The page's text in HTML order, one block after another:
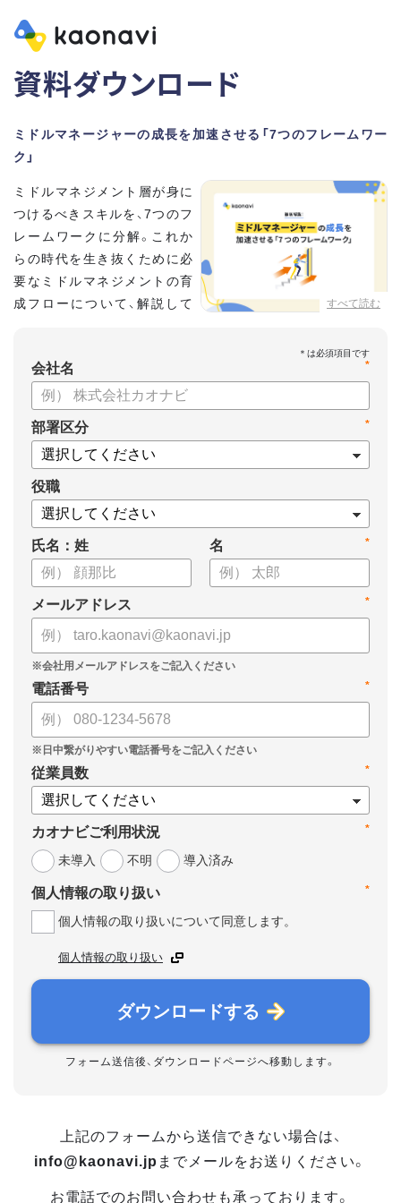
資料ダウンロード
ミドルマネージャーの成長を加速させる「7つのフレームワー
ク」
すべて読む
ミドルマネジメント層が身に
つけるべきスキルを、7つのフ
レームワークに分解。これか
らの時代を生き抜くために必
要なミドルマネジメントの育
成フローについて、解説して
【資料の内容】
・そもそも「マネジメント」とは？
・身につけるべき7つのフレームワーク
・ミドルマネジメント推進上の人事課題
*
会社名
*
部署区分
役職
氏名：姓 *
名
*
メールアドレス
*
電話番号
*
従業員数
*
カオナビご利用状況
未導入
不明 導入済み
*
個人情報の取り扱い
個人情報の取り扱いについて同意します。
個人情報の取り扱い
ダウンロードする
フォーム送信後、ダウンロードページへ移動します。
上記のフォームから送信できない場合は、
info@kaonavi.jp までメールをお送りください。
お電話でのお問い合わせも承っております。